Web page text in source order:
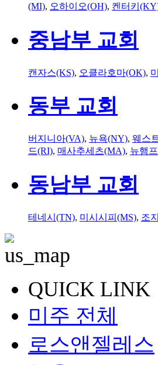
(MI), 오하이오(OH), 켄터키
중남부 교회
캔자스(KS), 오클라호마(OK),
동부 교회
버지니아(VA), 뉴욕(NY), 웨스
드(RI), 매사추세츠(MA), 뉴햄
동남부 교회
테네시(TN), 미시시피(MS), 조
QUICK LINK
미주 전체
로스앤젤레스